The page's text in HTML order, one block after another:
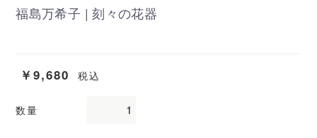
福島万希子 | 刻々の花器
￥9,680 税込
数量